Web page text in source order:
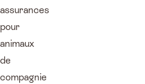
assurances
pour
animaux
de
compagnie